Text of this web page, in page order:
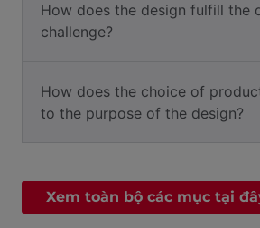
How does the design fulfill the
challenge?
How does the choice of
to the purpose of the design?
Xem toàn bộ các mục tại